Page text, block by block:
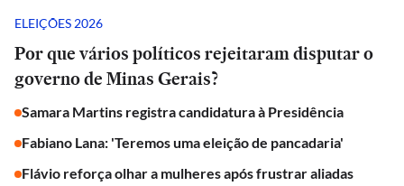
ELEIÇÕES 2026
Por que vários políticos rejeitaram disputar o
governo de Minas Gerais?
Samara Martins registra candidatura à Presidência
Fabiano Lana: 'Teremos uma eleição de pancadaria'
Flávio reforça olhar a mulheres após frustrar aliadas